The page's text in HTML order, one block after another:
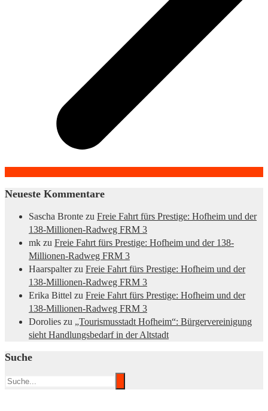
Neueste Kommentare
Sascha Bronte zu Freie Fahrt fürs Prestige: Hofheim und der
138-Millionen-Radweg FRM 3
mk zu Freie Fahrt fürs Prestige: Hofheim und der 138-
Millionen-Radweg FRM 3
Haarspalterzu Freie Fahrt fürs Prestige: Hofheim und der
138-Millionen-Radweg FRM 3
Erika Bittel zu Freie Fahrt fürs Prestige: Hofheim und der
138-Millionen-Radweg FRM 3
Dorolies zu „Tourismusstadt Hofheim“: Bürgervereinigung
sieht Handlungsbedarf in der Altstadt
Suche